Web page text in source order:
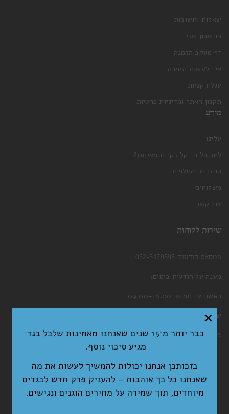
שאלות ותשובות
החשבון שלי
דף מעקב הזמנה
איך לעשות הזמנה
עגלת קניות
תקנון האתר ומדיניות פרטיות
מידע
עלינו
למה כל כך קל לקנות מאיתנו?
החזרות והחלפות
משלוחים
צור קשר
שירות לקוחות
ווטסאפ הודעות 052-5479595
מענה על הודעות בימים:
ראשון עד חמישי 09.00-18.00
שישי 09.00-13.00
מייל: welcome@nitichic.comכבר יותר מ־15 שנים שאנחנו מאמינות שלכל בגד
מגיע סיכוי נוסף.
בזכותכן אנחנו יכולות להמשיך לעשות את מה
שאנחנו כל כך אוהבות - להעניק פרק חדש לבגדים
מיוחדים, תוך שמירה על מחירים הוגנים ונגישים.
×